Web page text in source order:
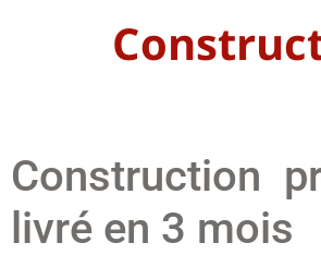
Construction
livré en 3 mois